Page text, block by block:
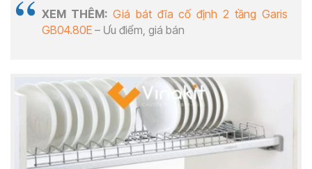
XEM THÊM: Giá bát đĩa cố định 2 tầng Garis
GB04.80E – Ưu điểm, giá bán